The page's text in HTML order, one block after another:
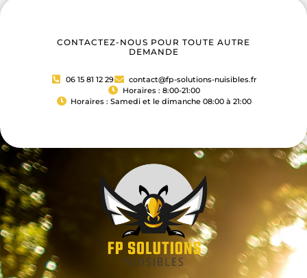
CONTACTEZ-NOUS POUR TOUTE AUTRE
DEMANDE
06 15 81 12 29
contact@fp-solutions-nuisibles.fr
Horaires : 8:00-21:00
Horaires : Samedi et le dimanche 08:00 à 21:00